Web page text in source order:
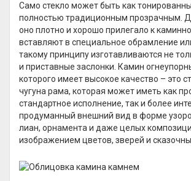
Само стекло может быть как
полностью традиционным прозрачным.
оно плотно и хорошо прилегало к
вставляют в специальное обрамление
такому принципу изготавливаются не
и приставные заслонки. Камин
которого имеет высокое качество – это
чугуна рама, которая может иметь как
стандартное исполнение, так и более
продуманный внешний вид в форме
лиан, орнамента и даже целых
изображением цветов, зверей и